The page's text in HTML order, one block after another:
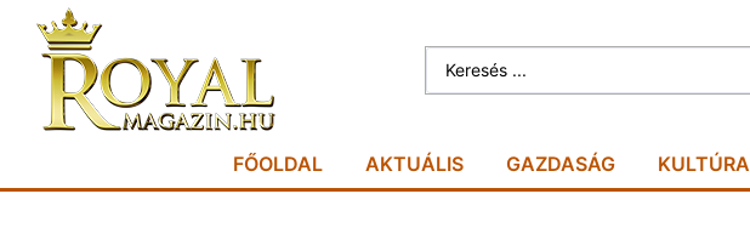
FŐOLDAL AKTUÁLIS GAZDASÁG KULTÚRA